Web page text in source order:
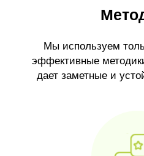
Мы используем
эффективные
дает заметные и